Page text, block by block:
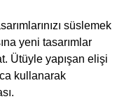
süslemek
yeni tasarımlar
Ütüyle yapışan elişi
kullanarak